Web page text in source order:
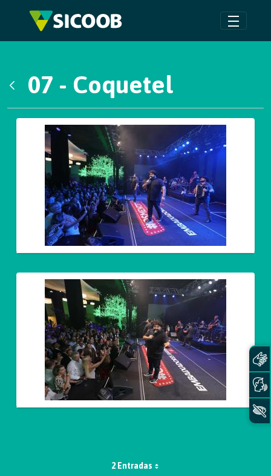
Pular para o Conteúdo principal
07 - Coquetel
Galeria de Mídias
2 Entradas